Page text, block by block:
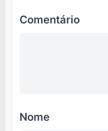
Comentário
Nome